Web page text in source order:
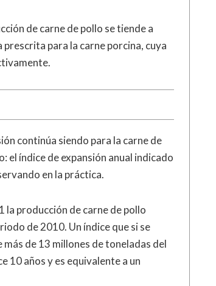
de carne de pollo se tiende a
prescrita para la carne porcina, cuya
continúa siendo para la carne de
el índice de expansión anual indicado
en la práctica.
la producción de carne de pollo
de 2010. Un índice que si se
de 13 millones de toneladas del
10 años y es equivalente a un